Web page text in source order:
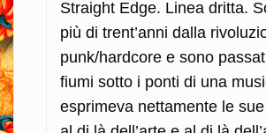
Straight Edge. Linea dritta.
più di trent’anni dalla
punk/hardcore e sono
fiumi sotto i ponti di una
esprimeva nettamente le